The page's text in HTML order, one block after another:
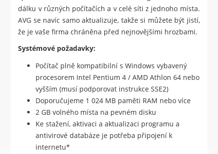
dálku v různých počítačích a v celé síti z jednoho místa.
AVG se navíc samo aktualizuje, takže si můžete být jistí,
že je vaše firma chráněna před nejnovějšími hrozbami.
Systémové požadavky:
Počítač plně kompatibilní s Windows vybavený
procesorem Intel Pentium 4 / AMD Athlon 64 nebo
vyšším (musí podporovat instrukce SSE2)
Doporučujeme 1 024 MB paměti RAM nebo více
2 GB volného místa na pevném disku
Ke stažení, aktivaci a aktualizaci programu a
antivirové databáze je potřeba připojení k
internetu*